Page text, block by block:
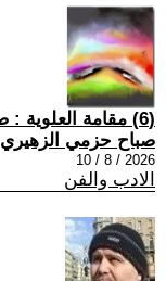
(6) مقامة العلوية : صوت الرافدين الحر .
صباح حزمي الزهيري
2026 / 8 / 10
الادب والفن